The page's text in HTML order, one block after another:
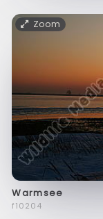
Zoom
Warmsee
f10204